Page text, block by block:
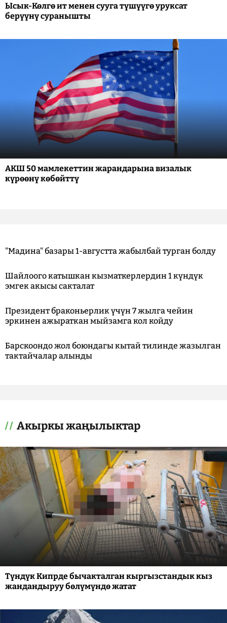
Ысык-Көлгө ит менен сууга түшүүгө уруксат
берүүнү суранышты
АКШ 50 мамлекеттин жарандарына визалык
күрөөнү көбөйттү
"Мадина" базары 1-августта жабылбай турган болду
Шайлоого катышкан кызматкерлердин 1 күндүк
эмгек акысы сакталат
Президент браконьерлик үчүн 7 жылга чейин
эркинен ажыраткан мыйзамга кол койду
Барскоондо жол боюндагы кытай тилинде жазылган
тактайчалар алынды
Акыркы жаңылыктар
Түндүк Кипрде бычакталган кыргызстандык кыз
жандандыруу бөлүмүндө жатат